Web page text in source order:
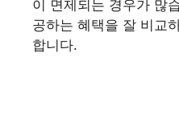
이 면제되는 경우가 많
공하는 혜택을 잘 비교
합니다.